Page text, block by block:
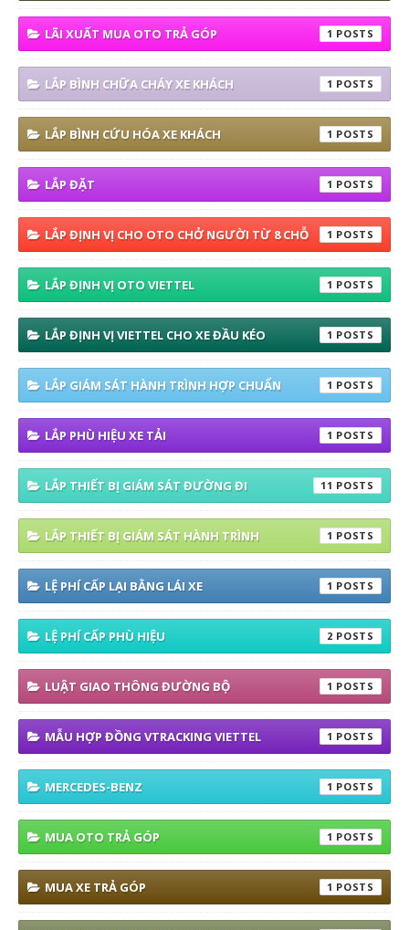
LÃI XUẤT MUA OTO TRẢ GÓP 1
LẮP BÌNH CHỮA CHÁY XE KHÁCH 1
LẮP BÌNH CỨU HÓA XE KHÁCH 1
LẮP ĐẶT 1
LẮP ĐỊNH VỊ CHO OTO CHỞ NGƯỜI TỪ 8 CHỖ 1
LẮP ĐỊNH VỊ OTO VIETTEL 1
LẮP ĐỊNH VỊ VIETTEL CHO XE ĐẦU KÉO 1
LẮP GIÁM SÁT HÀNH TRÌNH HỢP CHUẨN 1
LẮP PHÙ HIỆU XE TẢI 1
LẮP THIẾT BỊ GIÁM SÁT ĐƯỜNG ĐI 11
LẮP THIẾT BỊ GIÁM SÁT HÀNH TRÌNH 1
LỆ PHÍ CẤP LẠI BẰNG LÁI XE 1
LỆ PHÍ CẤP PHÙ HIỆU 2
LUẬT GIAO THÔNG ĐƯỜNG BỘ 1
MẪU HỢP ĐỒNG VTRACKING VIETTEL 1
MERCEDES-BENZ 1
MUA OTO TRẢ GÓP 1
MUA XE TRẢ GÓP 1